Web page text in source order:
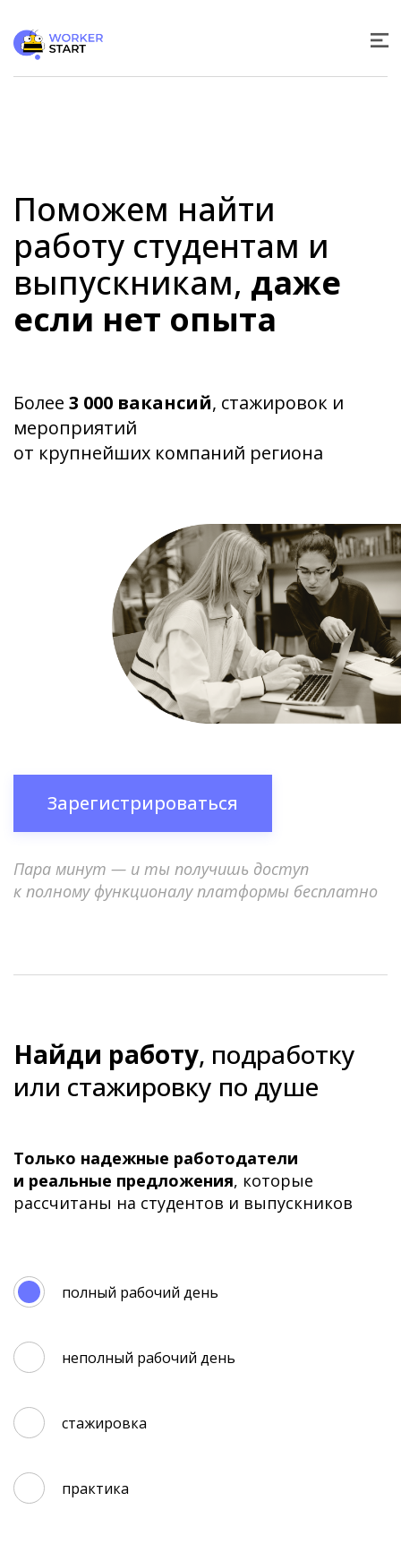
Поможем найти
работу студентам и
выпускникам, даже
если нет опыта
Более 3 000 вакансий, стажировок и
мероприятий
от крупнейших компаний региона
Зарегистрироваться
Пара минут — и ты получишь доступ
к полному функционалу платформы бесплатно
Найди работу, подработку
или стажировку по душе
Только надежные работодатели
и реальные предложения, которые
рассчитаны на студентов и выпускников
полный рабочий день
неполный рабочий день
стажировка
практика